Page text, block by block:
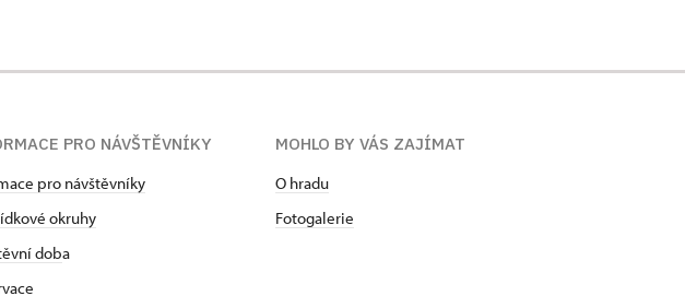
PRO NÁVŠTĚVNÍKY
pro návštěvníky
okruhy
doba
MOHLO BY VÁS ZAJÍMAT
O hradu
Fotogalerie